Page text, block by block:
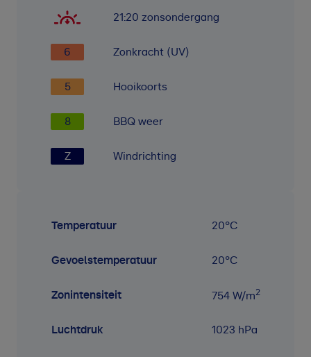
21:20 zonsondergang
6 Zonkracht (UV)
5 Hooikoorts
8 BBQ weer
Z Windrichting
Temperatuur 20°C
Gevoelstemperatuur 20°C
Zonintensiteit 754 W/m2
Luchtdruk 1023 hPa